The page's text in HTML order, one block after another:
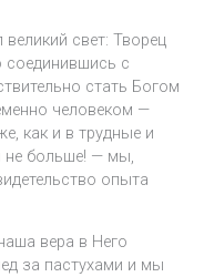
свет: Творец
соединившись с
стать Богом
человеком —
как и в трудные и
не больше! — мы,
опыта
вера в Него
за пастухами и мы